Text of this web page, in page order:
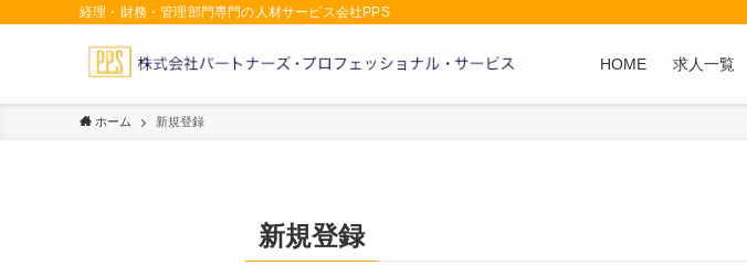
経理・財務・管理部門専門の人材サービス会社PPS
HOME 求人一覧
ホーム 新規登録
新規登録